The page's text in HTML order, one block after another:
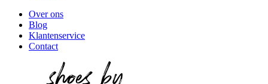
Over ons
Blog
Klantenservice
Contact